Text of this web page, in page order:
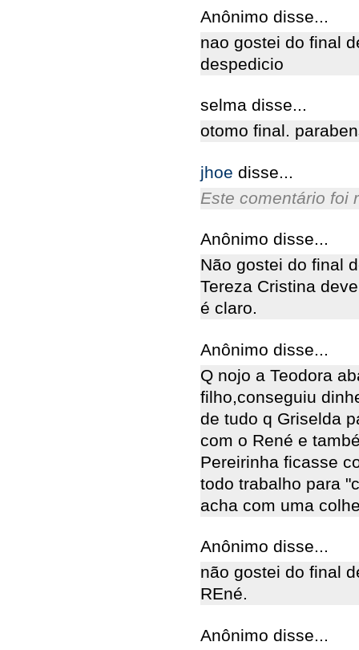
Anônimo disse...
nao gostei do final
despedicio
selma disse...
otomo final.
jhoe disse...
Este comentário foi
Anônimo disse...
Não gostei do final
Tereza Cristina
é claro.
Anônimo disse...
Q nojo a Teodora
filho,conseguiu
de tudo q Griselda
com o René e
Pereirinha ficasse
todo trabalho para
acha com uma
Anônimo disse...
não gostei do final
REné.
Anônimo disse...